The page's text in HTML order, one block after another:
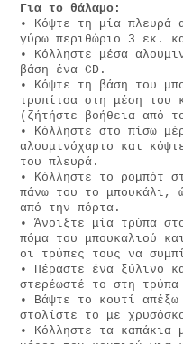
Για το θάλαμο:
• Κόψτε τη μία πλευρά
γύρω περιθώριο 3 εκ.
• Κόλληστε μέσα
βάση ένα CD.
• Κόψτε τη βάση του
τρυπίτσα στη μέση του
(ζήτήστε βοήθεια από
• Κόλληστε στο πίσω
αλουμινόχαρτο και
του πλευρά.
• Κόλληστε το ρομπότ
πάνω του το μπουκάλι,
από την πόρτα.
• Άνοιξτε μία τρύπα
πόμα του μπουκαλιού
οι τρύπες τους να
• Πέραστε ένα ξύλινο
στερέωστέ το στη τρύπα
• Βάψτε το κουτί
στολίστε το με
• Κόλληστε τα καπάκια